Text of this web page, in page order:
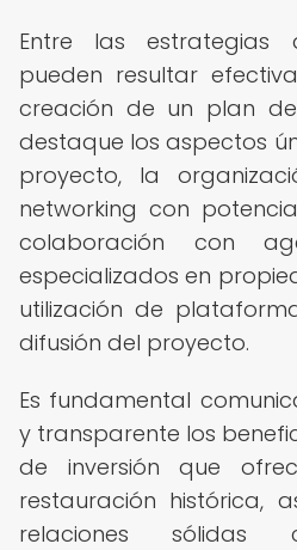
Entre las estrategias
pueden resultar
creación de un plan
destaque los aspectos
proyecto, la
networking con
colaboración con
especializados en
utilización de
difusión del proyecto.
Es fundamental
y transparente los
de inversión que
restauración histórica,
relaciones sólidas